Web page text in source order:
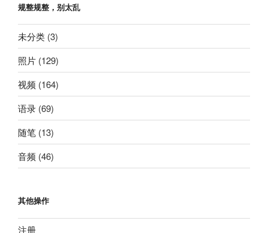
规整规整，别太乱
未分类 (3)
照片 (129)
视频 (164)
语录 (69)
随笔 (13)
音频 (46)
其他操作
注册